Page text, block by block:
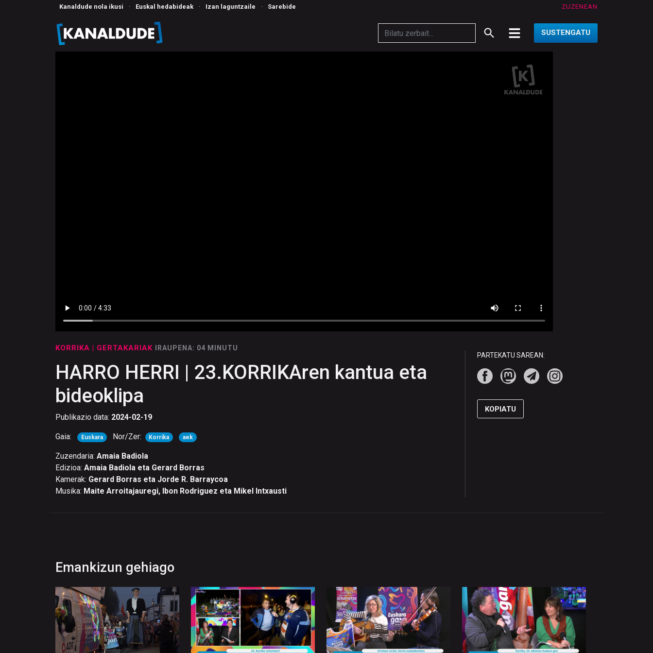
Kanaldude nola ikusi · Euskal hedabideak · Izan laguntzaile · Sarebide ZUZENEAN
SUSTENGATU
KORRIKA | GERTAKARIAK IRAUPENA: 04 MINUTU
HARRO HERRI | 23.KORRIKAren kantua eta
bideoklipa
Publikazio data: 2024-02-19
Gaia: Euskara Nor/Zer: Korrika aek
Zuzendaria: Amaia Badiola
Edizioa: Amaia Badiola eta Gerard Borras
Kamerak: Gerard Borras eta Jorde R. Barraycoa
Musika: Maite Arroitajauregi, Ibon Rodriguez eta Mikel Intxausti
PARTEKATU SAREAN:
KOPIATU
Emankizun gehiago